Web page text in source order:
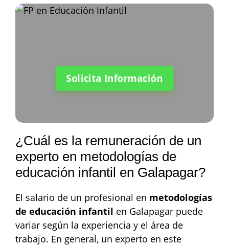
Solicita Información
¿Cuál es la remuneración de un
experto en metodologías de
educación infantil en Galapagar?
El salario de un profesional en metodologías
de educación infantil en Galapagar puede
variar según la experiencia y el área de
trabajo. En general, un experto en este